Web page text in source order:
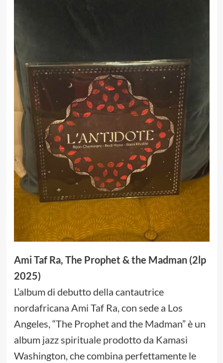
Ami Taf Ra, The Prophet & the Madman (2lp
2025)
L’album di debutto della cantautrice
nordafricana Ami Taf Ra, con sede a Los
Angeles, “The Prophet and the Madman” è un
album jazz spirituale prodotto da Kamasi
Washington, che combina perfettamente le